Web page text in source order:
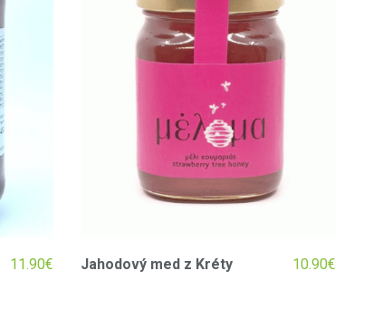
11.90€ Jahodový med z Kréty 10.90€